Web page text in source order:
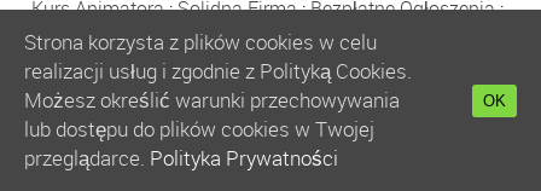
Kurs Animatora:Solidna Firma:Bezpłatne Ogłoszenia:
Animator Czasu Wolnego:
Bezpłatne Ogłoszenia Warszawa:sklep animatora
Bańki Mydlane:Bezpłatne Ogłoszenia
Szkolenie Animatorów:Kurs Animatora
:
Kurs Animatora Warszawa :Rumia
Kurs Animatora Poznań:
Strona korzysta z plików cookies w celu
realizacji usług i zgodnie z Polityką Cookies.
Możesz określić warunki przechowywania
lub dostępu do plików cookies w Twojej
przeglądarce. Polityka Prywatności
OK